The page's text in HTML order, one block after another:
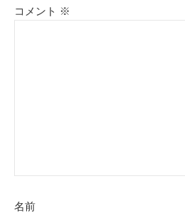
コメント ※
名前